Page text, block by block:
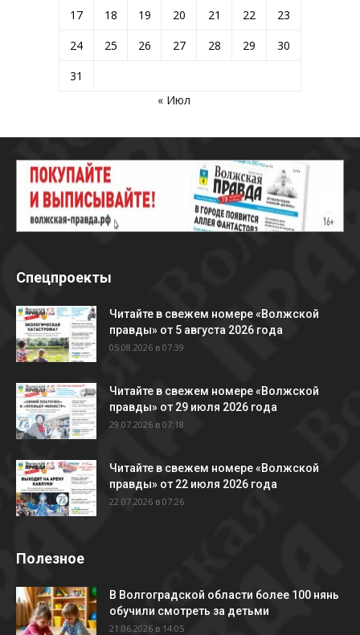
17
18 19 20 21 22
23
24
25 26 27 28 29
30
31
« Июл
Спецпроекты
Читайте в свежем номере «Волжской
правды» от 5 августа 2026 года
05.08.2026 в 07:39
Читайте в свежем номере «Волжской
правды» от 29 июля 2026 года
29.07.2026 в 07:18
Читайте в свежем номере «Волжской
правды» от 22 июля 2026 года
22.07.2026 в 07:26
Полезное
В Волгоградской области более 100 нянь
обучили смотреть за детьми
21.06.2026 в 14:05